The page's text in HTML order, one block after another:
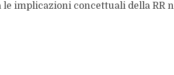
implicazioni concettuali della RR